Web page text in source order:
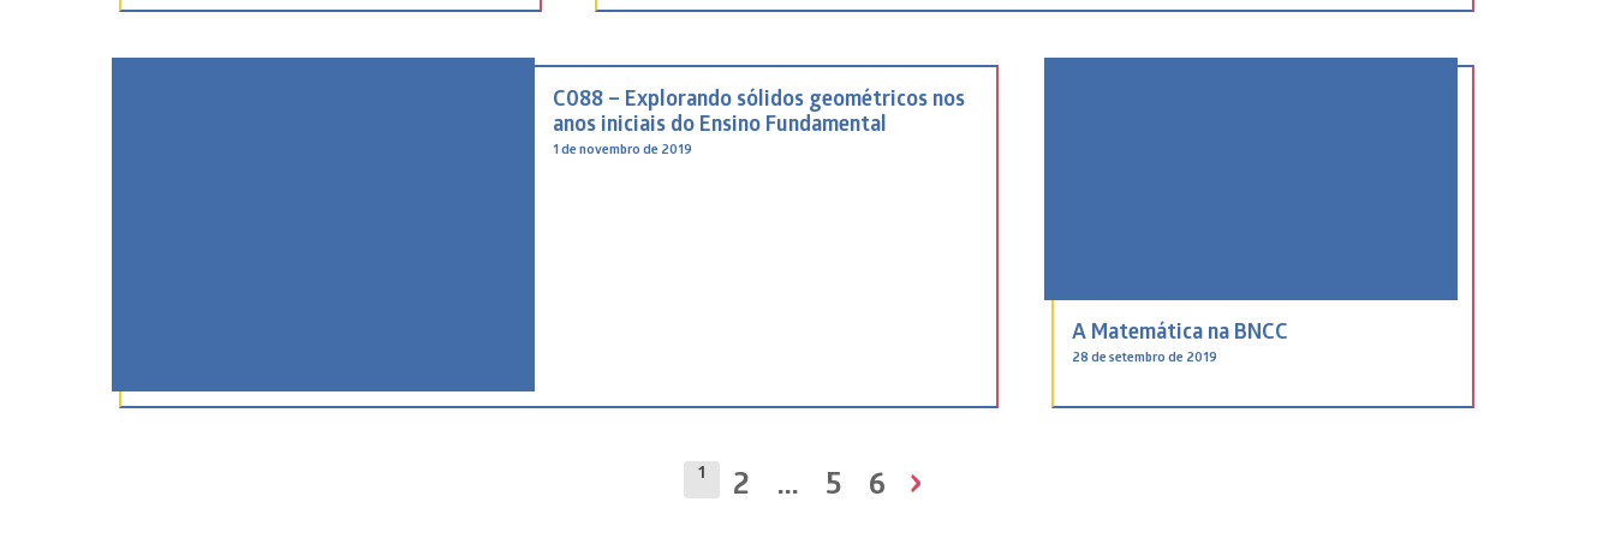
C088 – Explorando sólidos geométricos nos
anos iniciais do Ensino Fundamental
1 de novembro de 2019
A Matemática na BNCC
28 de setembro de 2019
1 2 … 5 6 ›